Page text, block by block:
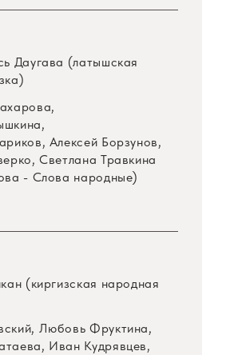
Даугава (латышская
Алексей Борзунов,
Светлана Травкина
- Слова народные)
(киргизская народная
Любовь Фруктина,
Иван Кудрявцев,